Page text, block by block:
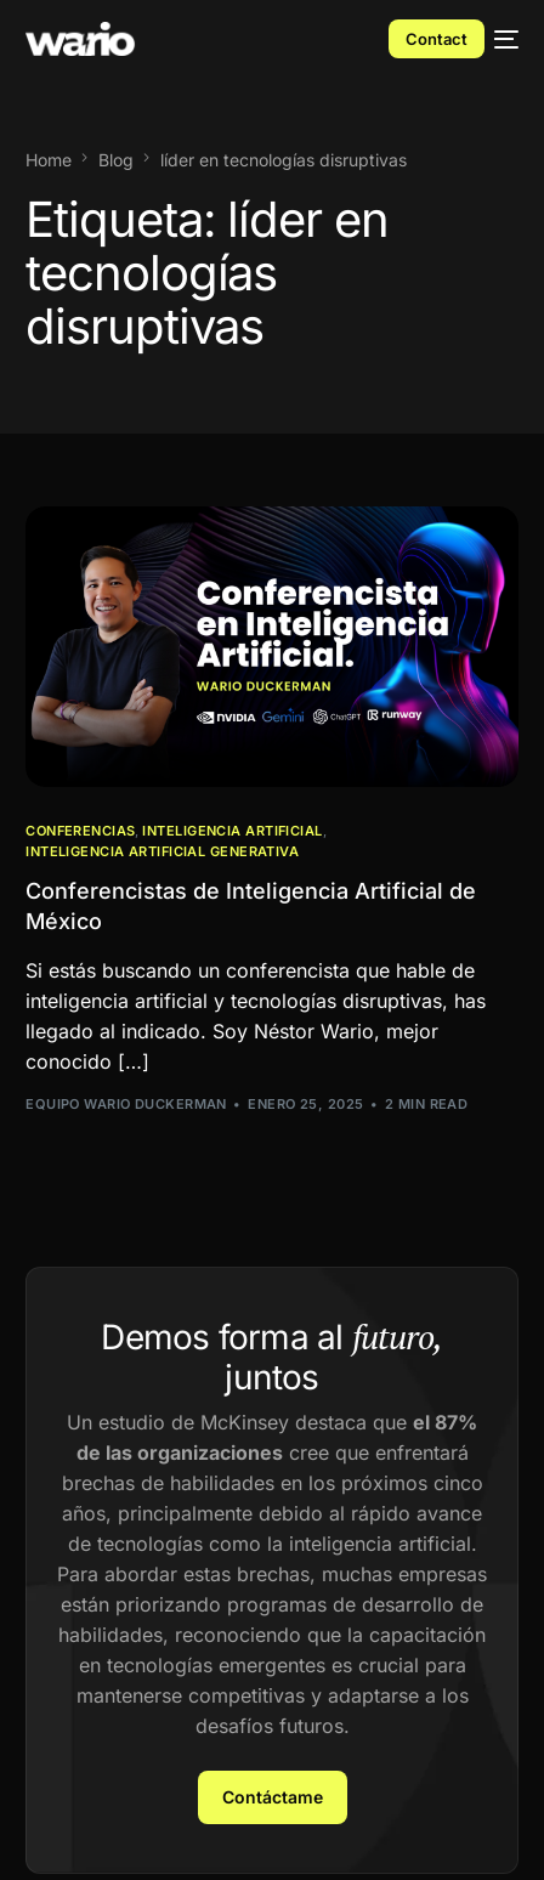
Contact
Home Blog líder en tecnologías disruptivas
Etiqueta: líder en
tecnologías
disruptivas
CONFERENCIAS,INTELIGENCIA ARTIFICIAL,
INTELIGENCIA ARTIFICIAL GENERATIVA
Conferencistas de Inteligencia Artificial de
México
Si estás buscando un conferencista que hable de
inteligencia artificial y tecnologías disruptivas, has
llegado al indicado. Soy Néstor Wario, mejor
conocido […]
EQUIPO WARIO DUCKERMAN ENERO 25, 2025 2 MIN READ
Demos forma al futuro,
juntos
Un estudio de McKinsey destaca que el 87%
de las organizacionescree que enfrentará
brechas de habilidades en los próximos cinco
años, principalmente debido al rápido avance
de tecnologías como la inteligencia artificial.
Para abordar estas brechas, muchas empresas
están priorizando programas de desarrollo de
habilidades, reconociendo que la capacitación
en tecnologías emergentes es crucial para
mantenerse competitivas y adaptarse a los
desafíos futuros.
Contáctame